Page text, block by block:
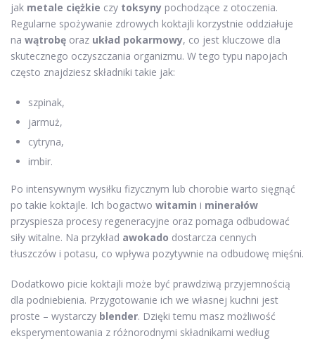
jak metale ciężkie czy toksyny pochodzące z otoczenia.
Regularne spożywanie zdrowych koktajli korzystnie oddziałuje
na wątrobę oraz układ pokarmowy, co jest kluczowe dla
skutecznego oczyszczania organizmu. W tego typu napojach
często znajdziesz składniki takie jak:
szpinak,
jarmuż,
cytryna,
imbir.
Po intensywnym wysiłku fizycznym lub chorobie warto sięgnąć
po takie koktajle. Ich bogactwo witamin i minerałów
przyspiesza procesy regeneracyjne oraz pomaga odbudować
siły witalne. Na przykład awokado dostarcza cennych
tłuszczów i potasu, co wpływa pozytywnie na odbudowę mięśni.
Dodatkowo picie koktajli może być prawdziwą przyjemnością
dla podniebienia. Przygotowanie ich we własnej kuchni jest
proste – wystarczy blender. Dzięki temu masz możliwość
eksperymentowania z różnorodnymi składnikami według